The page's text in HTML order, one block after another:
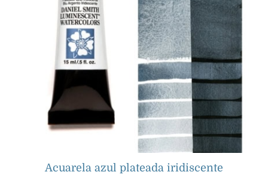
Acuarela azul plateada iridiscente